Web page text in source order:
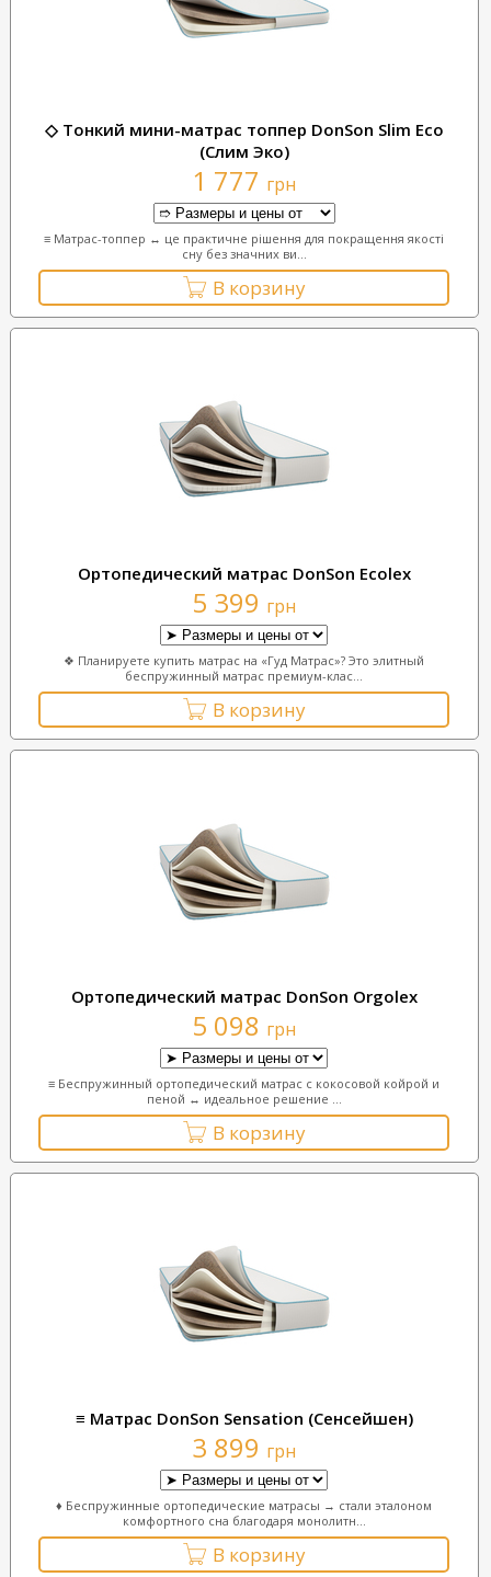
◇ Тонкий мини-матрас топпер DonSon Slim Eco
(Слим Эко)
1 777 грн
≡ Матрас-топпер ↔ це практичне рішення для покращення якості
сну без значних ви...
В корзину
Ортопедический матрас DonSon Ecolex
5 399 грн
❖ Планируете купить матрас на «Гуд Матрас»? Это элитный
беспружинный матрас премиум-клас...
В корзину
Ортопедический матрас DonSon Orgolex
5 098 грн
≡ Беспружинный ортопедический матрас с кокосовой койрой и
пеной ↔ идеальное решение ...
В корзину
≡ Матрас DonSon Sensation (Сенсейшен)
3 899 грн
♦ Беспружинные ортопедические матрасы → стали эталоном
комфортного сна благодаря монолитн...
В корзину